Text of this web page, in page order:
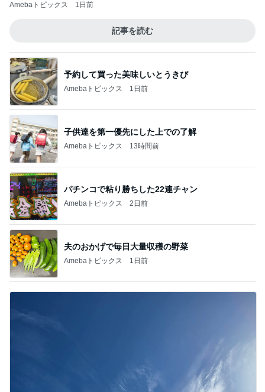
Amebaトピックス 1日前
記事を読む
予約して買った美味しいとうきび
Amebaトピックス 1日前
子供達を第一優先にした上での了解
Amebaトピックス 13時間前
パチンコで粘り勝ちした22連チャン
Amebaトピックス 2日前
夫のおかげで毎日大量収穫の野菜
Amebaトピックス 1日前